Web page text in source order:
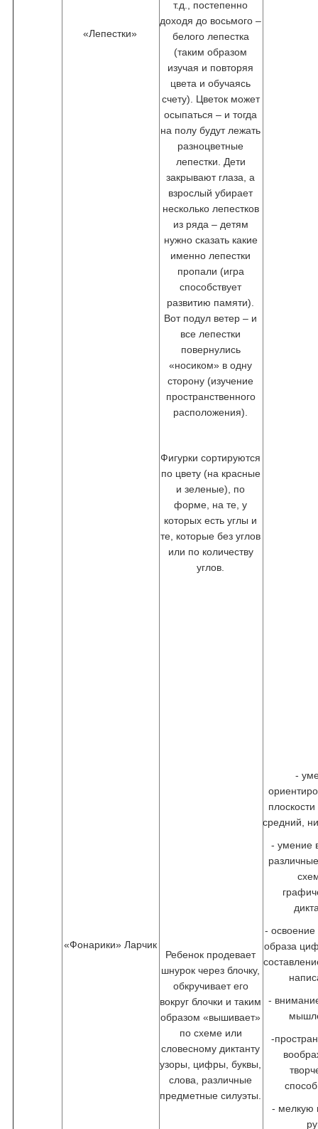
«Лепестки»
«Фонарики» Ларчик
т.д., постепенно
доходя до восьмого –
белого лепестка
(таким образом
изучая и повторяя
цвета и обучаясь
счету). Цветок может
осыпаться – и тогда
на полу будут лежать
разноцветные
лепестки. Дети
закрывают глаза, а
взрослый убирает
несколько лепестков
из ряда – детям
нужно сказать какие
именно лепестки
пропали (игра
способствует
развитию памяти).
Вот подул ветер – и
все лепестки
повернулись
«носиком» в одну
сторону (изучение
пространственного
расположения).
Фигурки сортируются
по цвету (на красные
и зеленые), по
форме, на те, у
которых есть углы и
те, которые без углов
или по количеству
углов.
Ребенок продевает
шнурок через блочку,
обкручивает его
вокруг блочки и таким
образом «вышивает»
по схеме или
словесному диктанту
узоры, цифры, буквы,
слова, различные
предметные силуэты.
-
средний,
- умение
- освоение
образа
-
-
- мелкую